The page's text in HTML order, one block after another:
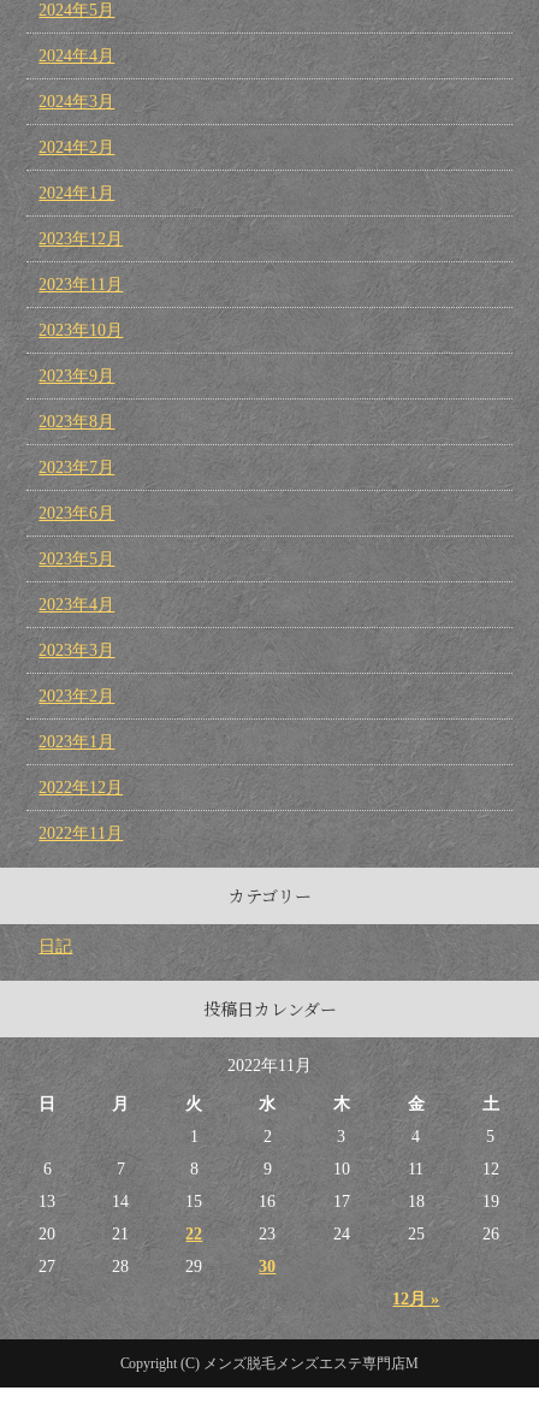
2024年5月
2024年4月
2024年3月
2024年2月
2024年1月
2023年12月
2023年11月
2023年10月
2023年9月
2023年8月
2023年7月
2023年6月
2023年5月
2023年4月
2023年3月
2023年2月
2023年1月
2022年12月
2022年11月
カテゴリー
日記
投稿日カレンダー
2022年11月
日 月 火 水 木 金 土
12月 »
1 2 3 4
5
6
7 8 9 10 11
12
13
14 15 16 17 18
19
20
21 22 23 24 25
26
27
28 29 30
Copyright (C) メンズ脱毛メンズエステ専門店M